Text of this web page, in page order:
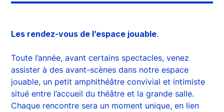
Les rendez-vous de l’espace jouable.
Toute l’année, avant certains spectacles, venez
assister à des avant-scènes dans notre espace
jouable, un petit amphithéâtre convivial et intimiste
situé entre l’accueil du théâtre et la grande salle.
Chaque rencontre sera un moment unique, en lien